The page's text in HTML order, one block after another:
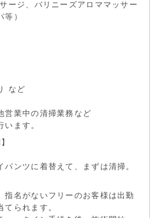
ージ、バリニーズアロママッサー
）
など
営業中の清掃業務など
ます。
ンツに着替えて、まずは清掃。
指名がないフリーのお客様は出勤
られます。